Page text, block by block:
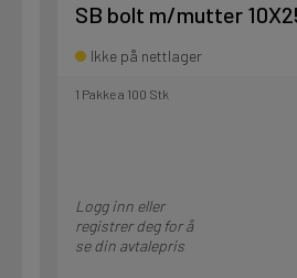
SB bolt m/mutter
Ikke på nettlager
1 Pakke a 100 Stk
Logg inn eller
registrer deg for å
se din avtalepris